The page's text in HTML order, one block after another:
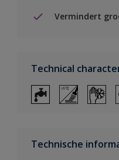
Vermindert
Technical
Technische